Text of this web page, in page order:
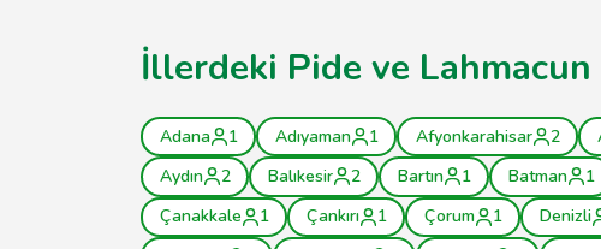
İllerdeki Pide ve
Adana 1 Adıyaman 1 Afyonkarahisar 2
Aydın
2 Balıkesir 2 Bartın 1 Batman 1
Çanakkale
1 Çankırı 1 Çorum 1 Denizli